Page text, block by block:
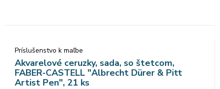
Príslušenstvo k maľbe
Akvarelové ceruzky, sada, so štetcom,
FABER-CASTELL "Albrecht Dürer & Pitt
Artist Pen", 21 ks